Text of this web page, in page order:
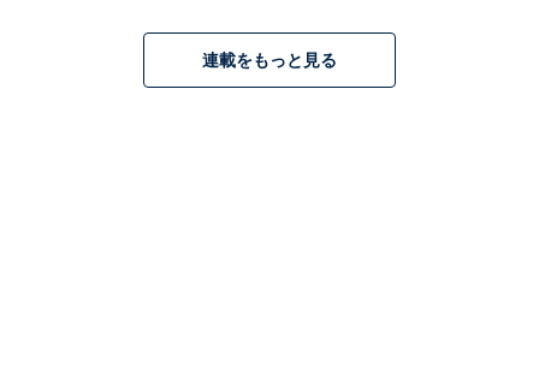
REGZA レグザ テレビ 24V35S (24インチ / ハイビジョン/
液晶/Airplay/ネット動画対応 / 2026年モデル)
連載をもっと見る